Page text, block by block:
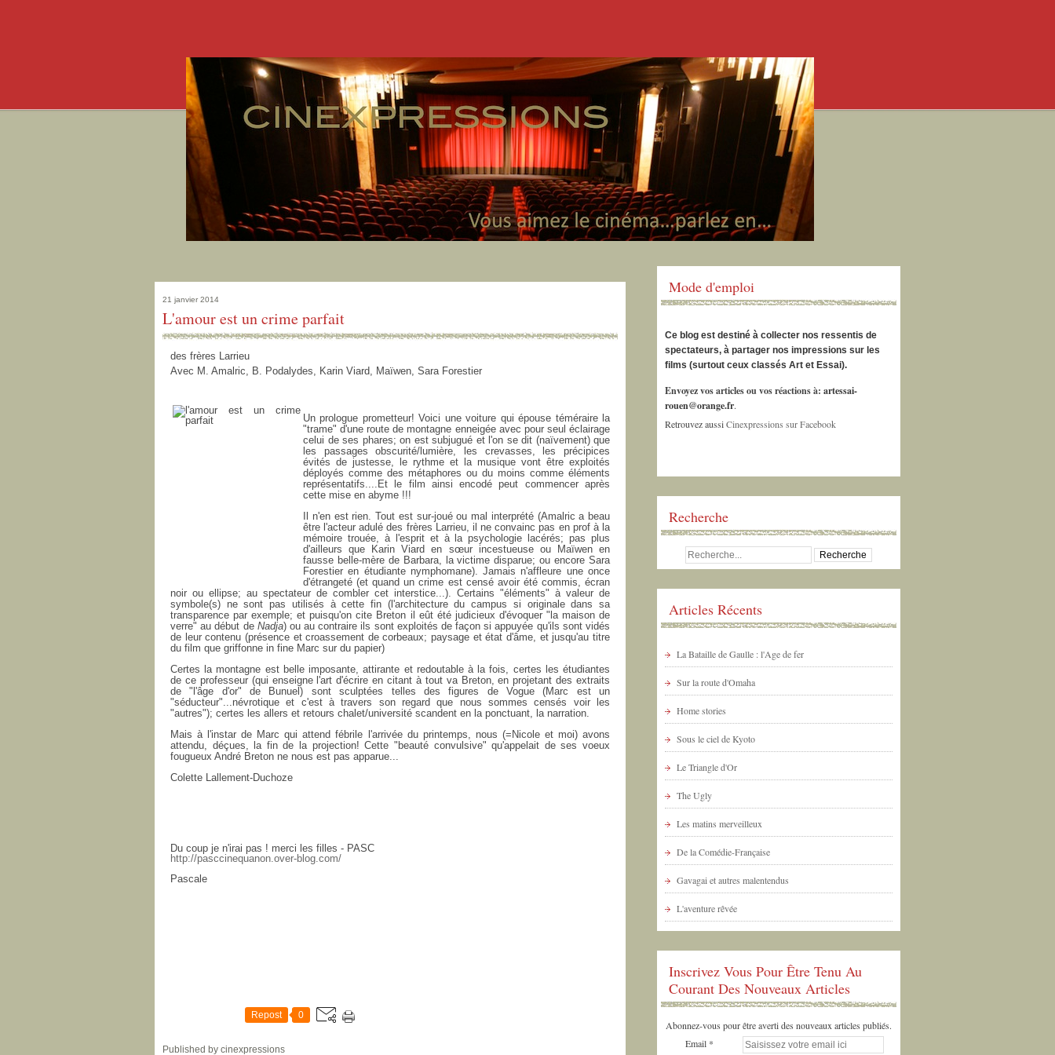
21 janvier 2014
L'amour est un crime parfait
des frères Larrieu
Avec M. Amalric, B. Podalydes, Karin Viard, Maïwen, Sara Forestier
Un prologue prometteur! Voici une voiture qui épouse téméraire la
"trame" d'une route de montagne enneigée avec pour seul éclairage
celui de ses phares; on est subjugué et l'on se dit (naïvement) que
les passages obscurité/lumière, les crevasses, les précipices
évités de justesse, le rythme et la musique vont être exploités
déployés comme des métaphores ou du moins comme éléments
représentatifs....Et le film ainsi encodé peut commencer après
cette mise en abyme !!!
Il n'en est rien. Tout est sur-joué ou mal interprété (Amalric a beau
être l'acteur adulé des frères Larrieu, il ne convainc pas en prof à la
mémoire trouée, à l'esprit et à la psychologie lacérés; pas plus
d'ailleurs que Karin Viard en sœur incestueuse ou Maïwen en
fausse belle-mère de Barbara, la victime disparue; ou encore Sara
Forestier en étudiante nymphomane). Jamais n'affleure une once
d'étrangeté (et quand un crime est censé avoir été commis, écran
noir ou ellipse; au spectateur de combler cet interstice...). Certains "éléments" à valeur de
symbole(s) ne sont pas utilisés à cette fin (l'architecture du campus si originale dans sa
transparence par exemple; et puisqu'on cite Breton il eût été judicieux d'évoquer "la maison de
verre" au début de Nadja) ou au contraire ils sont exploités de façon si appuyée qu'ils sont vidés
de leur contenu (présence et croassement de corbeaux; paysage et état d'âme, et jusqu'au titre
du film que griffonne in fine Marc sur du papier)
Certes la montagne est belle imposante, attirante et redoutable à la fois, certes les étudiantes
de ce professeur (qui enseigne l'art d'écrire en citant à tout va Breton, en projetant des extraits
de "l'âge d'or" de Bunuel) sont sculptées telles des figures de Vogue (Marc est un
"séducteur"...névrotique et c'est à travers son regard que nous sommes censés voir les
"autres"); certes les allers et retours chalet/université scandent en la ponctuant, la narration.
Mais à l'instar de Marc qui attend fébrile l'arrivée du printemps, nous (=Nicole et moi) avons
attendu, déçues, la fin de la projection! Cette "beauté convulsive" qu'appelait de ses voeux
fougueux André Breton ne nous est pas apparue...
Colette Lallement-Duchoze
Du coup je n'irai pas ! merci les filles - PASC
http://pasccinequanon.over-blog.com/
Pascale
Repost 0
Published by cinexpressions
Mode d'emploi
Ce blog est destiné à collecter nos ressentis de
spectateurs, à partager nos impressions sur les
films (surtout ceux classés Art et Essai).
Envoyez vos articles ou vos réactions à: artessai-
rouen@orange.fr.
Retrouvez aussiCinexpressions sur Facebook
Recherche
Articles Récents
La Bataille de Gaulle : l'Age de fer
Sur la route d'Omaha
Home stories
Sous le ciel de Kyoto
Le Triangle d'Or
The Ugly
Les matins merveilleux
De la Comédie-Française
Gavagai et autres malentendus
L'aventure rêvée
Inscrivez Vous Pour Être Tenu Au
Courant Des Nouveaux Articles
Abonnez-vous pour être averti des nouveaux articles publiés.
Email